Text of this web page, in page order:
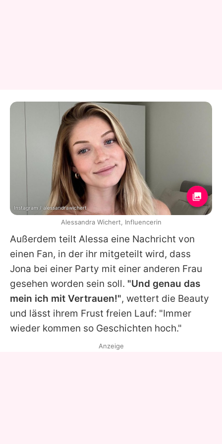
Außerdem teilt Alessa eine Nachricht von
einen Fan, in der ihr mitgeteilt wird, dass
Jona bei einer Party mit einer anderen Frau
gesehen worden sein soll. "Und genau das
mein ich mit Vertrauen!", wettert die Beauty
und lässt ihrem Frust freien Lauf: "Immer
wieder kommen so Geschichten hoch."
Instagram / alessandrawichert
Alessandra Wichert, Influencerin
Anzeige